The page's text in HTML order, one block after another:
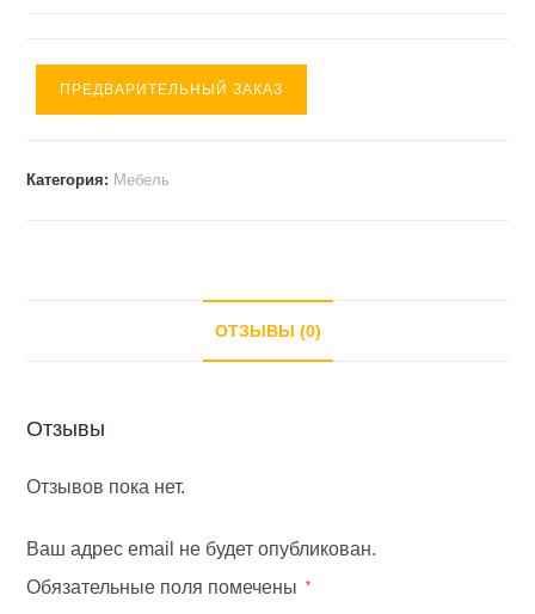
ПРЕДВАРИТЕЛЬНЫЙ ЗАКАЗ
Категория: Мебель
ОТЗЫВЫ (0)
Отзывы
Отзывов пока нет.
Ваш адрес email не будет опубликован.
Обязательные поля помечены
*